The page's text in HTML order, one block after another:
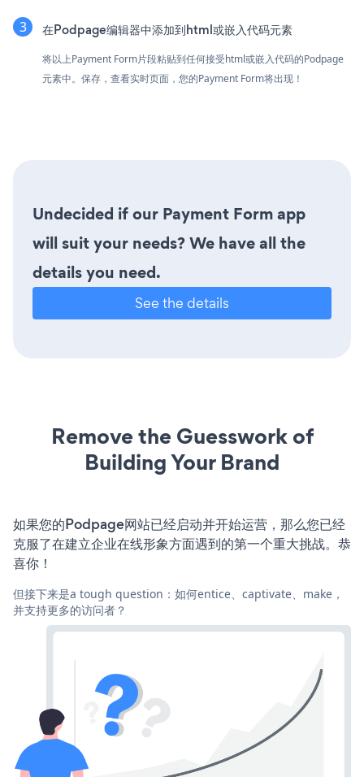
在Podpage编辑器中添加到html或嵌入代码元素
将以上Payment Form片段粘贴到任何接受html或嵌入代码的Podpage
元素中。保存，查看实时页面，您的Payment Form将出现！
Undecided if our Payment Form app
will suit your needs? We have all the
details you need.
See the details
Remove the Guesswork of
Building Your Brand
如果您的Podpage网站已经启动并开始运营，那么您已经
克服了在建立企业在线形象方面遇到的第一个重大挑战。恭
喜你！
但接下来是a tough question：如何entice、captivate、make，
并支持更多的访问者？